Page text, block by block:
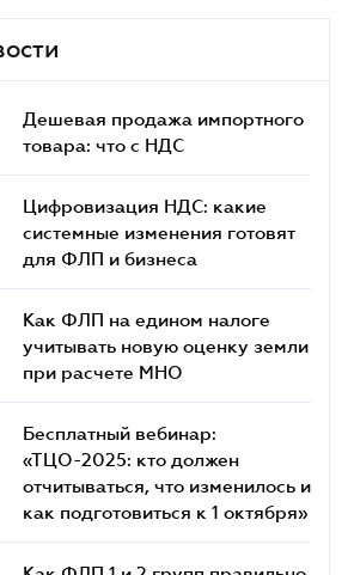
Дешевая продажа импортного
товара: что c НДС
Цифровизация НДС: какие
системные изменения готовят
для ФЛП и бизнеса
Как ФЛП на едином налоге
учитывать новую оценку земли
при расчете МНО
Бесплатный вебинар:
«ТЦО-2025: кто должен
отчитываться, что изменилось и
как подготовиться к 1 октября»